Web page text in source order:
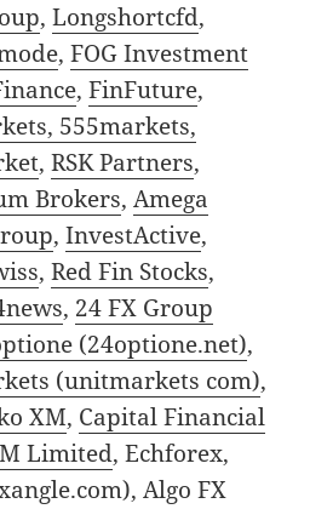
,Longshortcfd,
,FOG Investment
,FinFuture,
555markets,
,RSK Partners,
Brokers,Amega
,InvestActive,
,Red Fin Stocks,
, 24 FX Group
(24optione.net),
(unitmarkets com),
XM, Capital Financial
Limited, Echforex,
Algo FX